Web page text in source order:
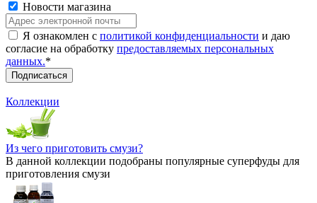
Новости магазина
Я ознакомлен с политикой конфиденциальности и даю
согласие на обработку предоставляемых персональных
данных.*
Коллекции
Из чего приготовить смузи?
В данной коллекции подобраны популярные суперфуды для
приготовления смузи